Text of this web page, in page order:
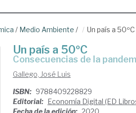
/ Medio Ambiente / Un país a 50ºC
Un país a 50ºC
Consecuencias de la
Gallego, José Luis
ISBN: 9788409228829
Editorial: Economía Digital (ED
Fecha de la edición: 2020